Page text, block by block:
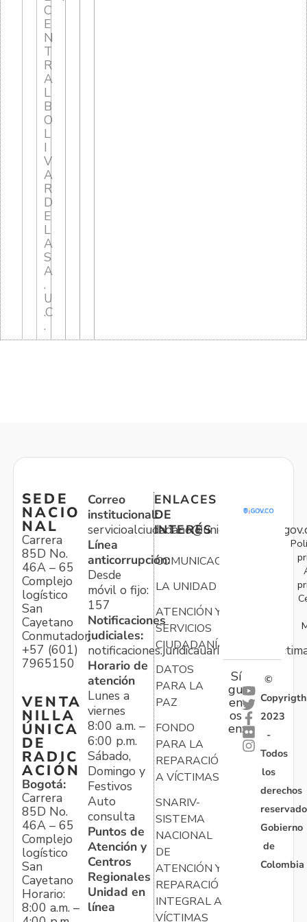
C
E
N
T
R
A
L
B
O
L
I
V
A
R
D
E
L
A
S
A
.
U
.C
.
SEDE
NACIO
NAL
Carrera
85D No.
46A – 65
Complejo
logístico
San
Cayetano
Conmutador:
+57 (601)
7965150
VENTA
NILLA
ÚNICA
DE
RADIC
ACIÓN
Bogotá:
Carrera
85D No.
46A – 65
Complejo
logístico
San
Cayetano
Horario:
8:00 a.m. –
Correo
institucional:
Línea
anticorrupción:
Desde
móvil o fijo:
157
Notificaciones
judiciales:
Horario de
atención
Lunes a
viernes
8:00 a.m. –
6:00 p.m.
Sábado,
Domingo y
Festivos
Auto
consulta
Puntos de
Atención y
Centros
Regionales
Unidad en
línea
ENLACES
DE
INTERÉS
COMUNICACIONES
LA UNIDAD
ATENCIÓN Y
SERVICIOS
CIUDADANÍA
DATOS
PARA LA
PAZ
FONDO
PARA LA
REPARACIÓN
A VÍCTIMAS
SNARIV-
SISTEMA
NACIONAL
DE
ATENCIÓN Y
REPARACIÓN
INTEGRAL A
VÍCTIMAS
Sí
gu
en
os
en:
©
Copyrigth
2023
-
Todos
los
derechos
Gobierno
de
Colombia